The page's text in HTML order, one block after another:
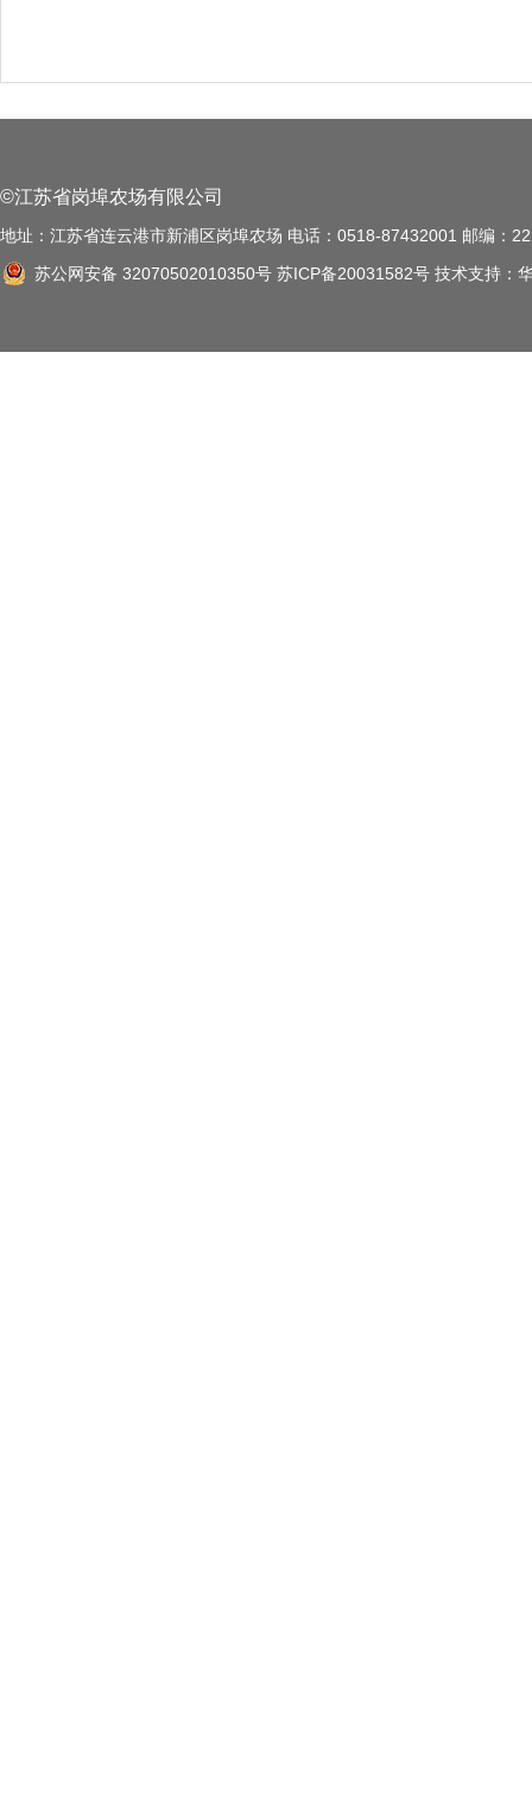
©江苏省岗埠农场有限公司
地址：江苏省连云港市新浦区岗埠农场 电话：0518-87432001 邮编：
苏公网安备 32070502010350号 苏ICP备20031582号 技术支持：